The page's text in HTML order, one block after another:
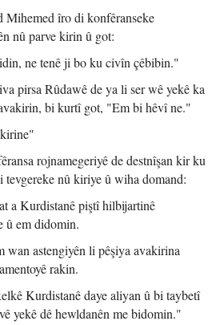
îro di konfêranseke
nû parve kirin û got:
ne tenê ji bo ku civîn çêbibin."
pirsa Rûdawê de ya li ser wê yekê ka
bi kurtî got, "Em bi hêvî ne."
rojnamegeriyê de destnîşan kir ku
nû kiriye û wiha domand:
a Kurdistanê piştî hilbijartinê
û em didomin.
astengiyên li pêşiya avakirina
rakin.
Kurdistanê daye aliyan û bi taybetî
yekê dê hewldanên me bidomin."